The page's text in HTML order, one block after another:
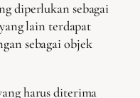
diperlukan sebagai
lain terdapat
sebagai objek
harus diterima